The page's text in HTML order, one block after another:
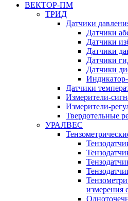
ВЕКТОР-ПМ
ТРИД
Датчики
Датчики
Датчики
Датчики
Датчики
Датчики
Датчики
Измерители-
Измерители-
Твердотельные
УРАЛВЕС
измерения